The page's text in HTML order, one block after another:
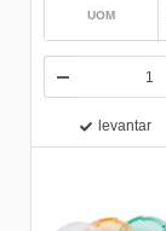
UOM
levantar